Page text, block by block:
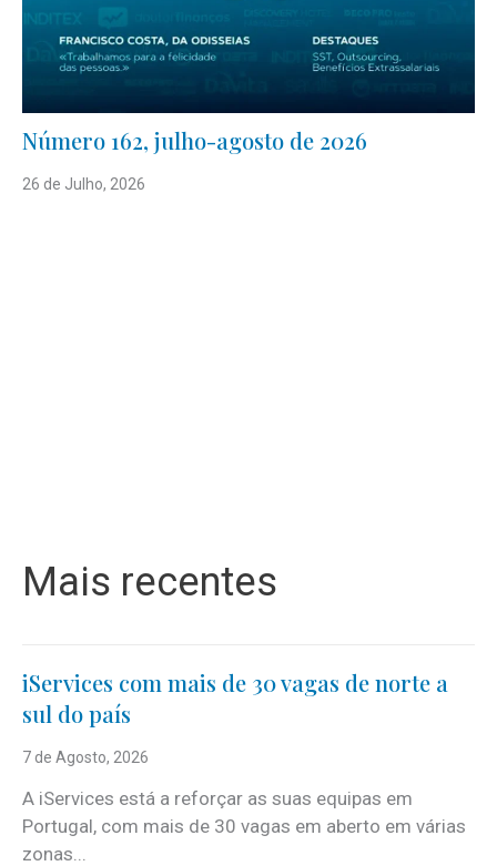
Número 162, julho-agosto de 2026
26 de Julho, 2026
Mais recentes
iServices com mais de 30 vagas de norte a
sul do país
7 de Agosto, 2026
A iServices está a reforçar as suas equipas em
Portugal, com mais de 30 vagas em aberto em várias
zonas...